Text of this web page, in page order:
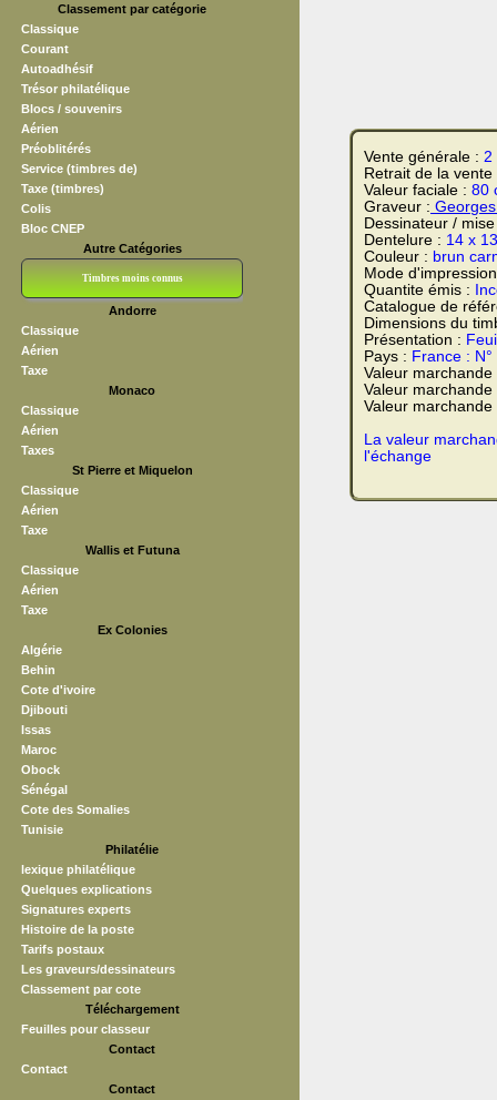
Classement par catégorie
Classique
Courant
Autoadhésif
Trésor philatélique
Blocs / souvenirs
Aérien
Préoblitérés
Service (timbres de)
Taxe (timbres)
Colis
Bloc CNEP
Autre Catégories
Timbres moins connus
Andorre
Classique
Aérien
Taxe
Monaco
Classique
Aérien
Taxes
St Pierre et Miquelon
Classique
Aérien
Taxe
Wallis et Futuna
Classique
Aérien
Taxe
Ex Colonies
Algérie
Behin
Cote d'ivoire
Djibouti
Issas
Maroc
Obock
Sénégal
Cote des Somalies
Tunisie
Philatélie
lexique philatélique
Quelques explications
Signatures experts
Histoire de la poste
Tarifs postaux
Les graveurs/dessinateurs
Classement par cote
Téléchargement
Feuilles pour classeur
Contact
Contact
Contact
Vente générale : 2
Retrait de la
Valeur faciale : 80
Graveur :
Dessinateur /
Dentelure : 14 x
Couleur : brun
Mode
Quantite émis :
Catalogue de
Dimensions du
Présentation :
Pays : France : N°
Valeur
Valeur
Valeur
La valeur
l'échange